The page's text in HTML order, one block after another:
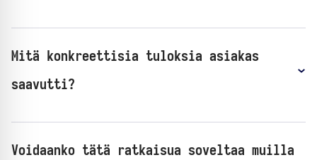
Mitä konkreettisia tuloksia asiakas
saavutti?
Voidaanko tätä ratkaisua soveltaa muilla